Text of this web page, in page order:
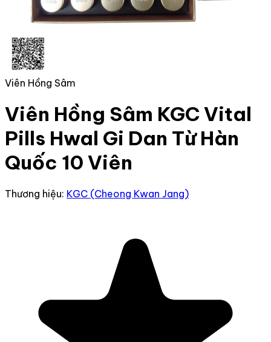
Viên Hồng Sâm
Viên Hồng Sâm KGC Vital
Pills Hwal Gi Dan Từ Hàn
Quốc 10 Viên
Thương hiệu: KGC (Cheong Kwan Jang)